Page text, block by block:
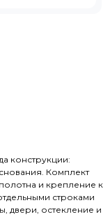
конструкции:
Комплект
и крепление к
строками
двери, остекление и